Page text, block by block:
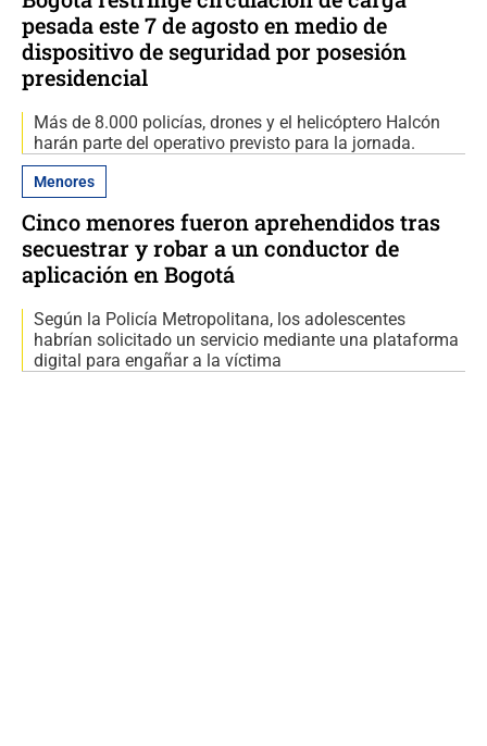
pesada este 7 de agosto en medio de
dispositivo de seguridad por posesión
presidencial
Más de 8.000 policías, drones y el helicóptero Halcón
harán parte del operativo previsto para la jornada.
Menores
Cinco menores fueron aprehendidos tras
secuestrar y robar a un conductor de
aplicación en Bogotá
Según la Policía Metropolitana, los adolescentes
habrían solicitado un servicio mediante una plataforma
digital para engañar a la víctima